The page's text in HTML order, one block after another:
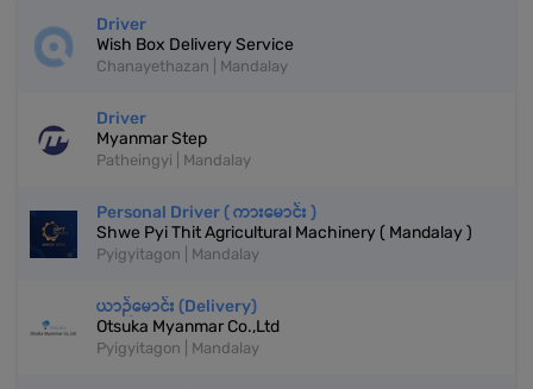
Driver
Wish Box Delivery Service
Chanayethazan | Mandalay
Driver
Myanmar Step
Patheingyi | Mandalay
Personal Driver ( ကားမောင်း )
Shwe Pyi Thit Agricultural Machinery ( Mandalay )
Pyigyitagon | Mandalay
ယာဉ်မောင်း (Delivery)
Otsuka Myanmar Co.,Ltd
Pyigyitagon | Mandalay